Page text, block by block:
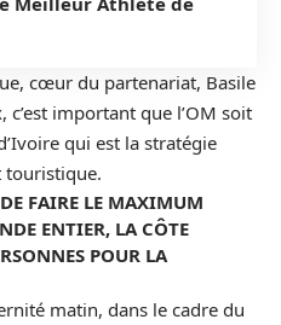
cœur du partenariat, Basile
important que l’OM soit
qui est la stratégie
touristique.
FAIRE LE MAXIMUM
ENTIER, LA CÔTE
POUR LA
matin, dans le cadre du